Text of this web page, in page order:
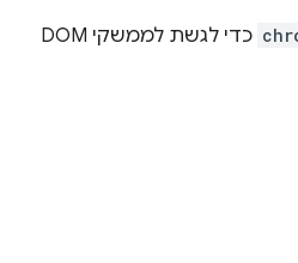
כדי לגשת לממשקי DOM